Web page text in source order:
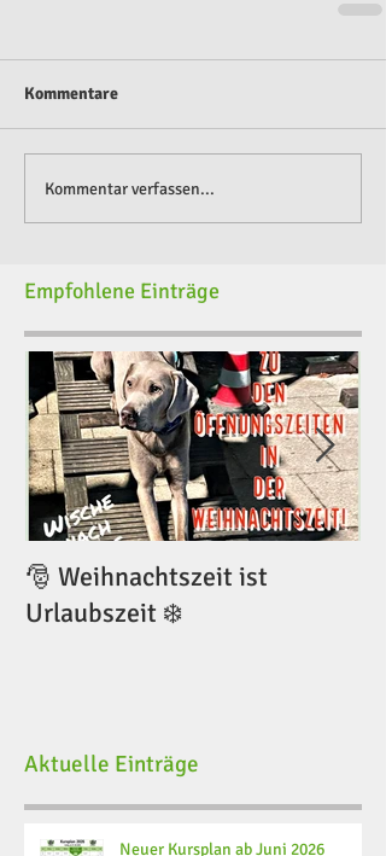
Kommentare
Kommentar verfassen...
Empfohlene Einträge
🎅 Weihnachtszeit ist
Urlaubszeit ❄️
Aktuelle Einträge
Neuer Kursplan ab Juni 2026